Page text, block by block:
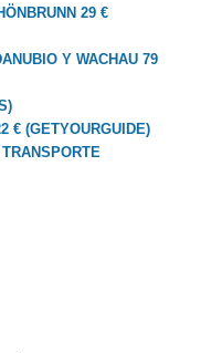
29 €
Y WACHAU 79
€ (GETYOURGUIDE)